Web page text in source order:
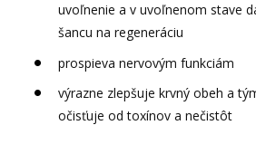
uvoľnenie a v uvoľnenom stave
šancu na regeneráciu
prospieva nervovým funkciám
výrazne zlepšuje krvný obeh a
očisťuje od toxínov a nečistôt